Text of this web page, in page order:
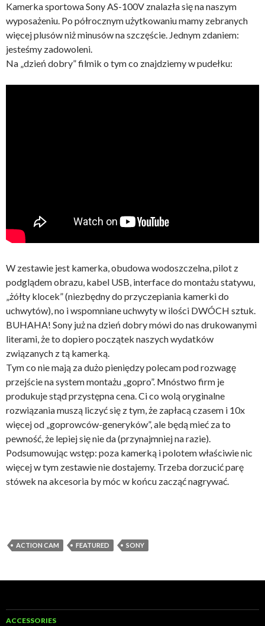
Kamerka sportowa Sony AS-100V znalazła się na naszym
wyposażeniu. Po półrocznym użytkowaniu mamy zebranych
więcej plusów niż minusów na szczęście. Jednym zdaniem:
jesteśmy zadowoleni.
Na „dzień dobry” filmik o tym co znajdziemy w pudełku:
W zestawie jest kamerka, obudowa wodoszczelna, pilot z
podglądem obrazu, kabel USB, interface do montażu statywu,
„żółty klocek” (niezbędny do przyczepiania kamerki do
uchwytów), no i wspomniane uchwyty w ilości DWÓCH sztuk.
BUHAHA! Sony już na dzień dobry mówi do nas drukowanymi
literami, że to dopiero początek naszych wydatków
związanych z tą kamerką.
Tym co nie mają za dużo pieniędzy polecam pod rozwagę
przejście na system montażu „gopro”. Mnóstwo firm je
produkuje stąd przystępna cena. Ci co wolą oryginalne
rozwiązania muszą liczyć się z tym, że zapłacą czasem i 10x
więcej od „goprowców-generyków”, ale będą mieć za to
pewność, że lepiej się nie da (przynajmniej na razie).
Podsumowując wstęp: poza kamerką i polotem właściwie nic
więcej w tym zestawie nie dostajemy. Trzeba dorzucić parę
stówek na akcesoria by móc w końcu zacząć nagrywać.
ACTION CAM FEATURED SONY
ACCESSORIES